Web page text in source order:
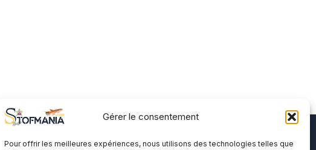
Gérer le consentement
Pour offrir les meilleures expériences, nous utilisons des technologies telles que